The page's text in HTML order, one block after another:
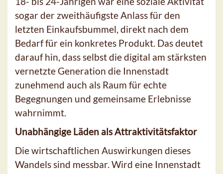
sogar der zweithäufigste Anlass für den
letzten Einkaufsbummel, direkt nach dem
Bedarf für ein konkretes Produkt. Das deutet
darauf hin, dass selbst die digital am stärksten
vernetzte Generation die Innenstadt
zunehmend auch als Raum für echte
Begegnungen und gemeinsame Erlebnisse
wahrnimmt.
Unabhängige Läden als Attraktivitätsfaktor
Die wirtschaftlichen Auswirkungen dieses
Wandels sind messbar. Wird eine Innenstadt